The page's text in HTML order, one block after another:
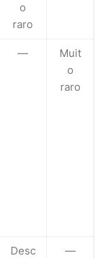
o
raro
—
Muit
o
raro
Desc
—